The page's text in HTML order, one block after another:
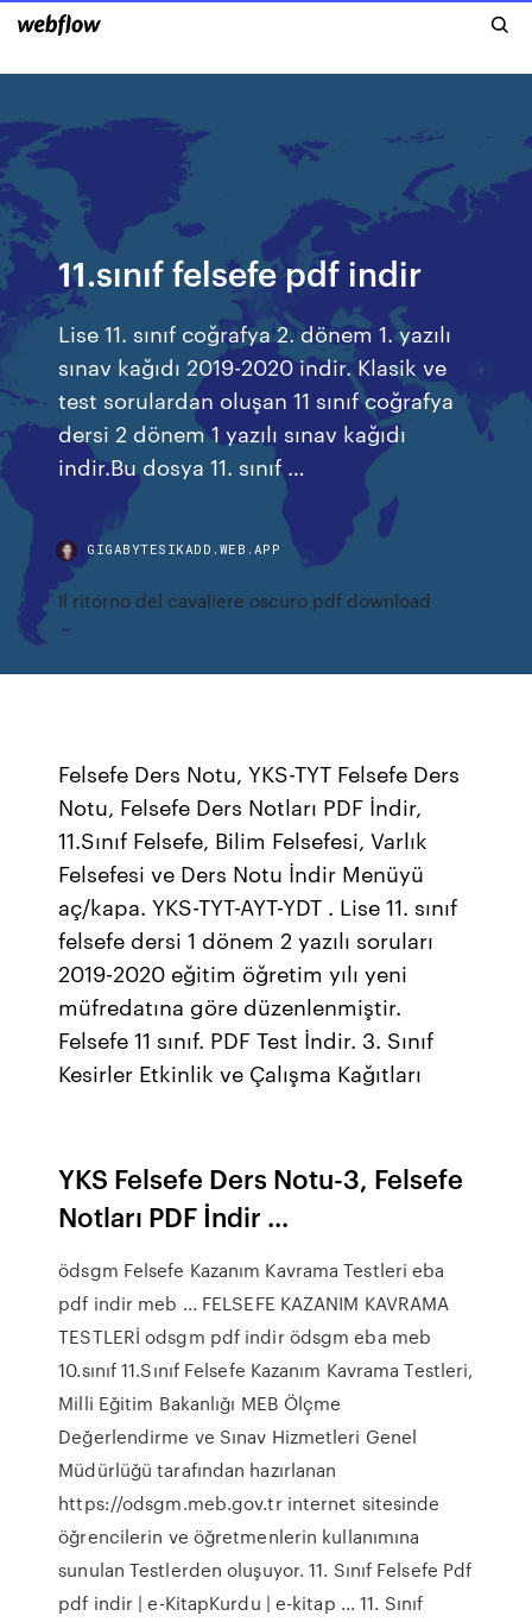
11.sınıf felsefe pdf indir
Lise 11. sınıf coğrafya 2. dönem 1. yazılı
sınav kağıdı 2019-2020 indir. Klasik ve
test sorulardan oluşan 11 sınıf coğrafya
dersi 2 dönem 1 yazılı sınav kağıdı
indir.Bu dosya 11. sınıf …
GIGABYTESIKADD.WEB.APP
Il ritorno del cavaliere oscuro pdf download
Felsefe Ders Notu, YKS-TYT Felsefe Ders
Notu, Felsefe Ders Notları PDF İndir,
11.Sınıf Felsefe, Bilim Felsefesi, Varlık
Felsefesi ve Ders Notu İndir Menüyü
aç/kapa. YKS-TYT-AYT-YDT . Lise 11. sınıf
felsefe dersi 1 dönem 2 yazılı soruları
2019-2020 eğitim öğretim yılı yeni
müfredatına göre düzenlenmiştir.
Felsefe 11 sınıf. PDF Test İndir. 3. Sınıf
Kesirler Etkinlik ve Çalışma Kağıtları
YKS Felsefe Ders Notu-3, Felsefe
Notları PDF İndir ...
ödsgm Felsefe Kazanım Kavrama Testleri eba
pdf indir meb ... FELSEFE KAZANIM KAVRAMA
TESTLERİ odsgm pdf indir ödsgm eba meb
10.sınıf 11.Sınıf Felsefe Kazanım Kavrama Testleri,
Milli Eğitim Bakanlığı MEB Ölçme
Değerlendirme ve Sınav Hizmetleri Genel
Müdürlüğü tarafından hazırlanan
https://odsgm.meb.gov.tr internet sitesinde
öğrencilerin ve öğretmenlerin kullanımına
sunulan Testlerden oluşuyor. 11. Sınıf Felsefe Pdf
pdf indir | e-KitapKurdu | e-kitap ... 11. Sınıf